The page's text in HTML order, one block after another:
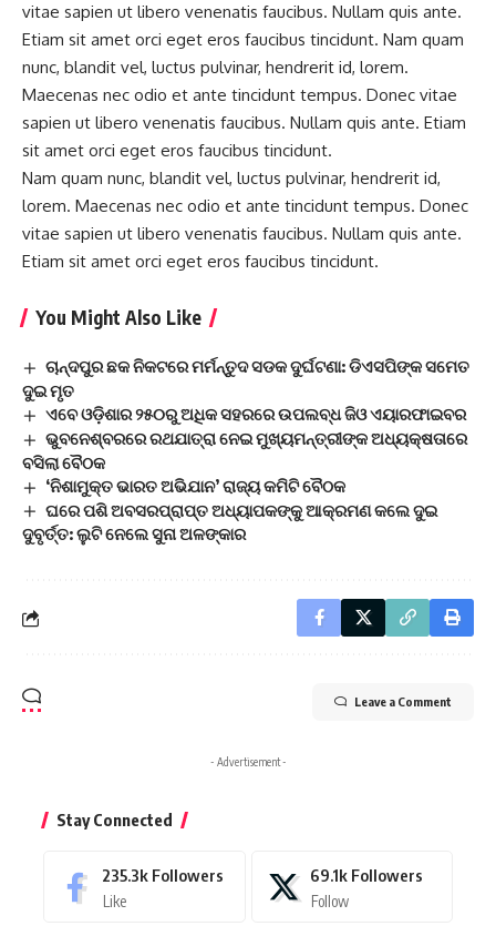
vitae sapien ut libero venenatis faucibus. Nullam quis ante.
Etiam sit amet orci eget eros faucibus tincidunt. Nam quam
nunc, blandit vel, luctus pulvinar, hendrerit id, lorem.
Maecenas nec odio et ante tincidunt tempus. Donec vitae
sapien ut libero venenatis faucibus. Nullam quis ante. Etiam
sit amet orci eget eros faucibus tincidunt.
Nam quam nunc, blandit vel, luctus pulvinar, hendrerit id,
lorem. Maecenas nec odio et ante tincidunt tempus. Donec
vitae sapien ut libero venenatis faucibus. Nullam quis ante.
Etiam sit amet orci eget eros faucibus tincidunt.
You Might Also Like
ଚାନ୍ଦପୁର ଛକ ନିକଟରେ ମର୍ମନ୍ତୁଦ ସଡକ ଦୁର୍ଘଟଣା: ଡିଏସପିଙ୍କ ସମେତ
ଦୁଇ ମୃତ
ଏବେ ଓଡ଼ିଶାର ୨୫୦ରୁ ଅଧିକ ସହରରେ ଉପଲବ୍ଧ ଜିଓ ଏୟାରଫାଇବର
ଭୁବନେଶ୍ବରରେ ରଥଯାତ୍ରା ନେଇ ମୁଖ୍ୟମନ୍ତ୍ରୀଙ୍କ ଅଧ୍ୟକ୍ଷତାରେ
ବସିଲା ବୈଠକ
‘ନିଶାମୁକ୍ତ ଭାରତ ଅଭିଯାନ’ ରାଜ୍ୟ କମିଟି ବୈଠକ
ଘରେ ପଶି ଅବସରପ୍ରାପ୍ତ ଅଧ୍ୟାପକଙ୍କୁ ଆକ୍ରମଣ କଲେ ଦୁଇ
ଦୁବୃର୍ତ୍ତ: ଲୁଟି ନେଲେ ସୁନା ଅଳଙ୍କାର
Leave a Comment
- Advertisement -
Stay Connected
235.3k Followers
Like
69.1k Followers
Follow